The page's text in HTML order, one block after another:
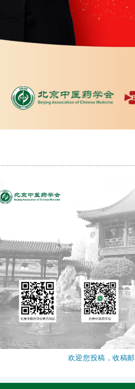
欢迎您投稿，收稿